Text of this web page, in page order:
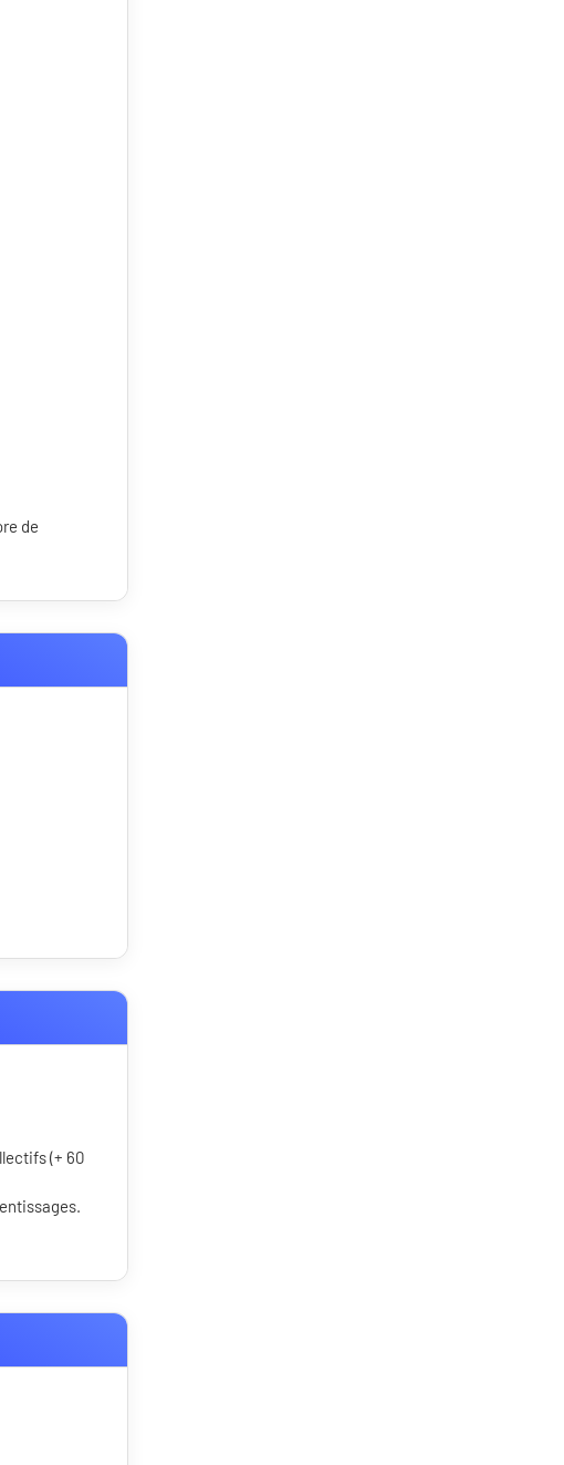
de
(+ 60